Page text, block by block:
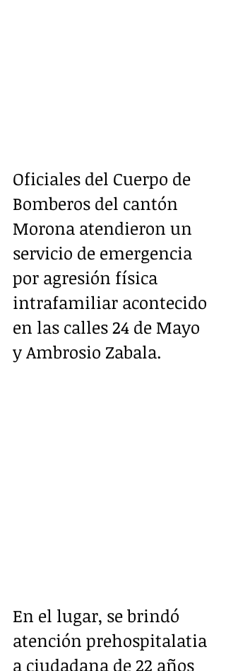
Oficiales del Cuerpo de
Bomberos del cantón
Morona atendieron un
servicio de emergencia
por agresión física
intrafamiliar acontecido
en las calles 24 de Mayo
y Ambrosio Zabala.
En el lugar, se brindó
atención prehospitalatia
a ciudadana de 22 años